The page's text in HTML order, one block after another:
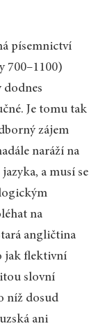
písemnictví
700–1100)
Je tomu tak
zájem
naráží na
a musí se
na
angličtina
jak flektivní
slovní
níž dosud
ani